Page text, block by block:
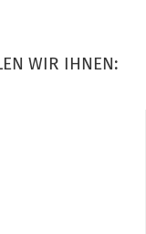
WIR IHNEN: